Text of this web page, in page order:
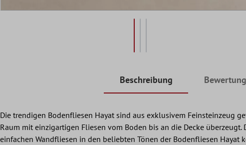
Beschreibung
Die trendigen Bodenfliesen Hayat sind aus exklusivem Feinsteinzeug
Raum mit einzigartigen Fliesen vom Boden bis an die Decke
einfachen Wandfliesen in den beliebten Tönen der Bodenfliesen